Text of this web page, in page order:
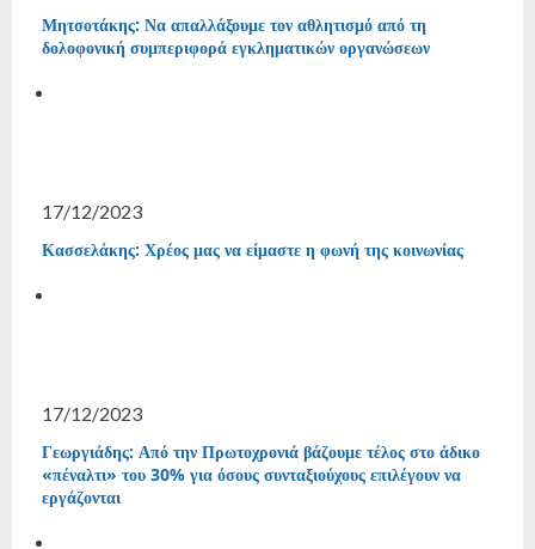
Μητσοτάκης: Να απαλλάξουμε τον αθλητισμό από τη
δολοφονική συμπεριφορά εγκληματικών οργανώσεων
17/12/2023
Κασσελάκης: Χρέος μας να είμαστε η φωνή της κοινωνίας
17/12/2023
Γεωργιάδης: Από την Πρωτοχρονιά βάζουμε τέλος στο άδικο
«πέναλτι» του 30% για όσους συνταξιούχους επιλέγουν να
εργάζονται